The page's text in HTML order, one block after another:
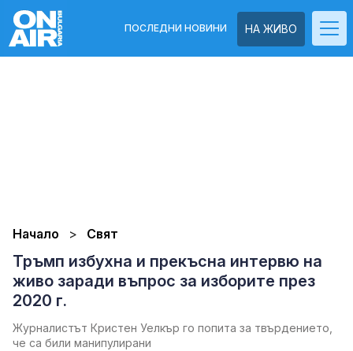
НА ЖИВО
ПОСЛЕДНИ НОВИНИ
Начало Свят
Тръмп избухна и прекъсна интервю на
живо заради въпрос за изборите през
2020 г.
Журналистът Кристен Уелкър го попита за твърдението,
че са били манипулирани